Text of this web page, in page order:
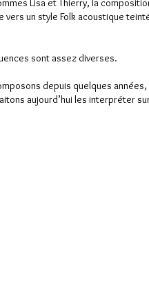
Lisa et Thierry, la
vers un style Folk acoustique
sont assez diverses.
depuis quelques
aujourd’hui les interpréter